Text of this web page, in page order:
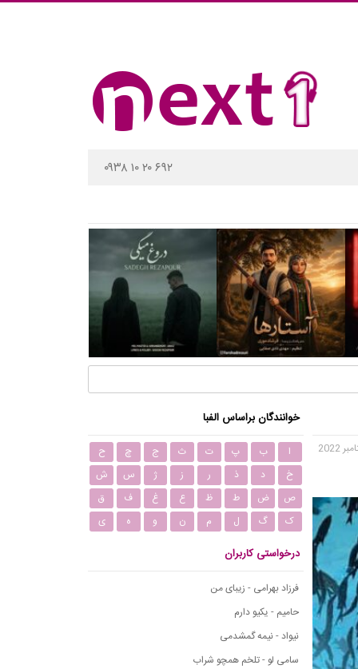
۰۹۳۸ ۱۰ ۲۰ ۶۹۲
خوانندگان براساس الفبا
ا ب پ ت ث ج چ
ح
خ
د ذ ر ز ژ س
ش
ص
ض ط ظ ع غ ف
ق
ک
گ ل م ن و ه ی
درخواستی کاربران
فرزاد بهرامی - زیبای من
حامیم - یکیو دارم
نیواد - نیمه گمشدمی
سامی لو - تلخم همچو شراب